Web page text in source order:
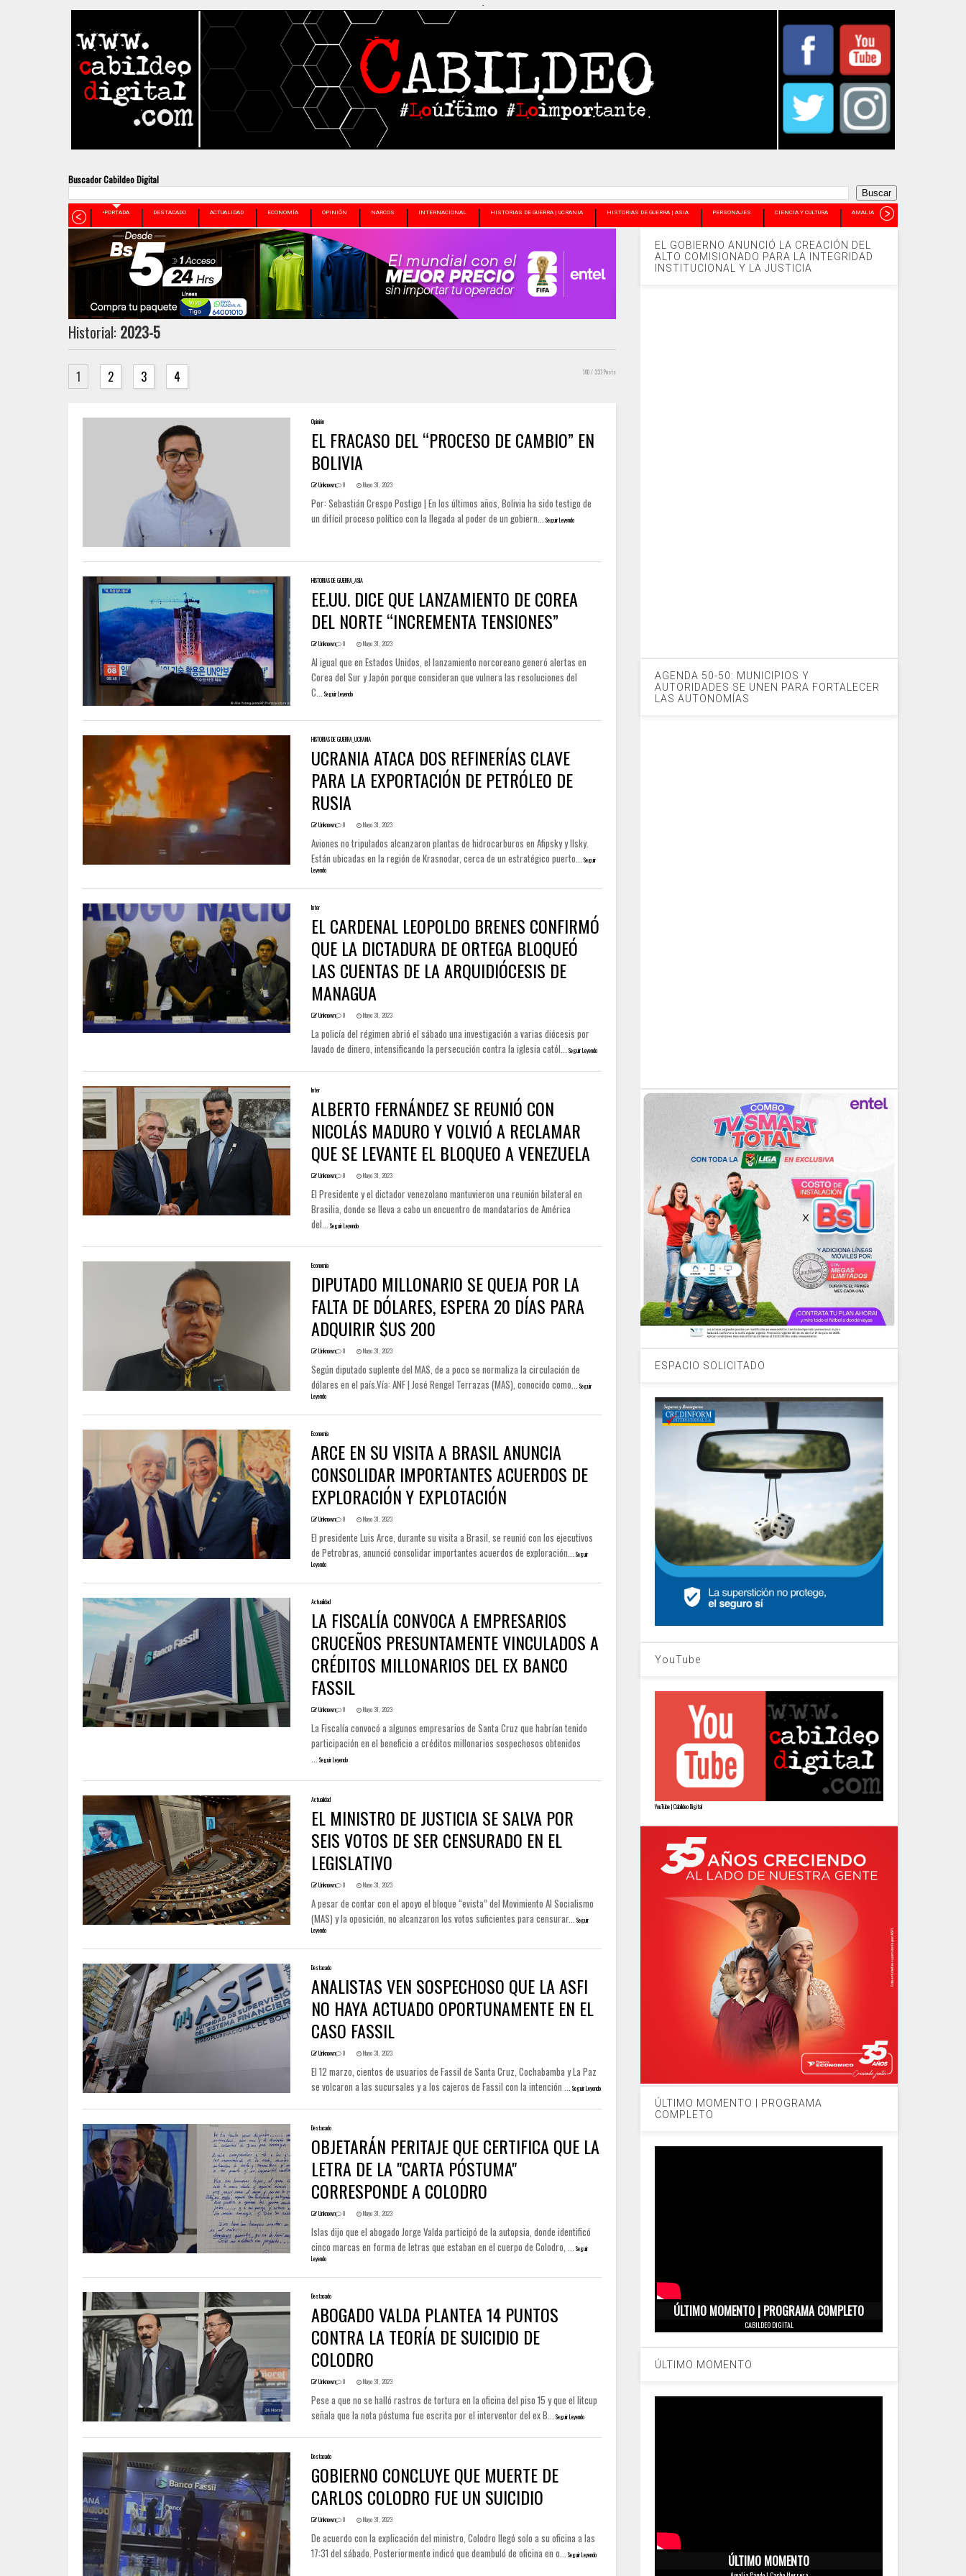
-
Buscador Cabildeo Digital
•PORTADA DESTACADO ACTUALIDAD ECONOMÍA OPINIÓN NARCOS INTERNACIONAL HISTORIAS DE GUERRA | UCRANIA HISTORIAS DE GUERRA | ASIA PERSONAJES CIENCIA Y CULTURA AMALIA PANDO
Historial: 2023-5
1 2 3 4 100/ 337 Posts
Opinión
EL FRACASO DEL “PROCESO DE CAMBIO” EN
BOLIVIA
Unknown 0 Mayo 31, 2023
Por: Sebastián Crespo Postigo | En los últimos años, Bolivia ha sido testigo de
un difícil proceso político con la llegada al poder de un gobiern... Seguir Leyendo
HISTORIAS DE GUERRA_ASIA
EE.UU. DICE QUE LANZAMIENTO DE COREA
DEL NORTE “INCREMENTA TENSIONES”
Unknown 0 Mayo 31, 2023
Al igual que en Estados Unidos, el lanzamiento norcoreano generó alertas en
Corea del Sur y Japón porque consideran que vulnera las resoluciones del
C... Seguir Leyendo
HISTORIAS DE GUERRA_UCRANIA
UCRANIA ATACA DOS REFINERÍAS CLAVE
PARA LA EXPORTACIÓN DE PETRÓLEO DE
RUSIA
Unknown 0 Mayo 31, 2023
Aviones no tripulados alcanzaron plantas de hidrocarburos en Afipsky y Ilsky.
Están ubicadas en la región de Krasnodar, cerca de un estratégico puerto... Seguir
Leyendo
Inter
EL CARDENAL LEOPOLDO BRENES CONFIRMÓ
QUE LA DICTADURA DE ORTEGA BLOQUEÓ
LAS CUENTAS DE LA ARQUIDIÓCESIS DE
MANAGUA
Unknown 0 Mayo 31, 2023
La policía del régimen abrió el sábado una investigación a varias diócesis por
lavado de dinero, intensificando la persecución contra la iglesia catól... Seguir Leyendo
Inter
ALBERTO FERNÁNDEZ SE REUNIÓ CON
NICOLÁS MADURO Y VOLVIÓ A RECLAMAR
QUE SE LEVANTE EL BLOQUEO A VENEZUELA
Unknown 0 Mayo 31, 2023
El Presidente y el dictador venezolano mantuvieron una reunión bilateral en
Brasilia, donde se lleva a cabo un encuentro de mandatarios de América
del... Seguir Leyendo
Economía
DIPUTADO MILLONARIO SE QUEJA POR LA
FALTA DE DÓLARES, ESPERA 20 DÍAS PARA
ADQUIRIR $US 200
Unknown 0 Mayo 31, 2023
Según diputado suplente del MAS, de a poco se normaliza la circulación de
dólares en el país.Vía: ANF | José Rengel Terrazas (MAS), conocido como... Seguir
Leyendo
Economía
ARCE EN SU VISITA A BRASIL ANUNCIA
CONSOLIDAR IMPORTANTES ACUERDOS DE
EXPLORACIÓN Y EXPLOTACIÓN
Unknown 0 Mayo 31, 2023
El presidente Luis Arce, durante su visita a Brasil, se reunió con los ejecutivos
de Petrobras, anunció consolidar importantes acuerdos de exploración... Seguir
Leyendo
Actualidad
LA FISCALÍA CONVOCA A EMPRESARIOS
CRUCEÑOS PRESUNTAMENTE VINCULADOS A
CRÉDITOS MILLONARIOS DEL EX BANCO
FASSIL
Unknown 0 Mayo 31, 2023
La Fiscalía convocó a algunos empresarios de Santa Cruz que habrían tenido
participación en el beneficio a créditos millonarios sospechosos obtenidos
... Seguir Leyendo
Actualidad
EL MINISTRO DE JUSTICIA SE SALVA POR
SEIS VOTOS DE SER CENSURADO EN EL
LEGISLATIVO
Unknown 0 Mayo 31, 2023
A pesar de contar con el apoyo el bloque “evista” del Movimiento Al Socialismo
(MAS) y la oposición, no alcanzaron los votos suficientes para censurar... Seguir
Leyendo
Destacado
ANALISTAS VEN SOSPECHOSO QUE LA ASFI
NO HAYA ACTUADO OPORTUNAMENTE EN EL
CASO FASSIL
Unknown 0 Mayo 31, 2023
El 12 marzo, cientos de usuarios de Fassil de Santa Cruz, Cochabamba y La Paz
se volcaron a las sucursales y a los cajeros de Fassil con la intención ... Seguir Leyendo
Destacado
OBJETARÁN PERITAJE QUE CERTIFICA QUE LA
LETRA DE LA "CARTA PÓSTUMA"
CORRESPONDE A COLODRO
Unknown 0 Mayo 31, 2023
Islas dijo que el abogado Jorge Valda participó de la autopsia, donde identificó
cinco marcas en forma de letras que estaban en el cuerpo de Colodro, ... Seguir
Leyendo
Destacado
ABOGADO VALDA PLANTEA 14 PUNTOS
CONTRA LA TEORÍA DE SUICIDIO DE
COLODRO
Unknown 0 Mayo 31, 2023
Pese a que no se halló rastros de tortura en la oficina del piso 15 y que el Iitcup
señala que la nota póstuma fue escrita por el interventor del ex B... Seguir Leyendo
Destacado
GOBIERNO CONCLUYE QUE MUERTE DE
CARLOS COLODRO FUE UN SUICIDIO
Unknown 0 Mayo 31, 2023
De acuerdo con la explicación del ministro, Colodro llegó solo a su oficina a las
17:31 del sábado. Posteriormente indicó que deambuló de oficina en o... Seguir Leyendo
EL GOBIERNO ANUNCIÓ LA CREACIÓN DEL
ALTO COMISIONADO PARA LA INTEGRIDAD
INSTITUCIONAL Y LA JUSTICIA
AGENDA 50-50: MUNICIPIOS Y
AUTORIDADES SE UNEN PARA FORTALECER
LAS AUTONOMÍAS
ESPACIO SOLICITADO
YouTube
YouTube | Cabildeo Digital
ÚLTIMO MOMENTO | PROGRAMA
COMPLETO
ÚLTIMO MOMENTO | PROGRAMA COMPLETO
CABILDEO DIGITAL
ÚLTIMO MOMENTO
ÚLTIMO MOMENTO